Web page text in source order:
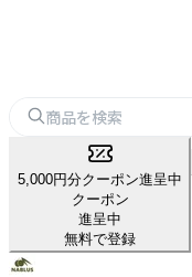
5,000円分クーポン進呈中
クーポン
進呈中
無料で登録